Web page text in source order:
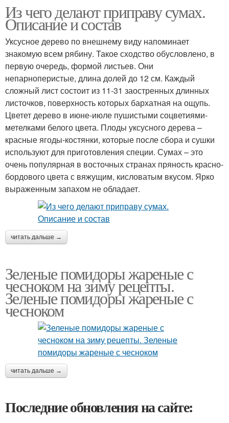
Из чего делают приправу сумах.
Описание и состав
Уксусное дерево по внешнему виду напоминает
знакомую всем рябину. Такое сходство обусловлено, в
первую очередь, формой листьев. Они
непарноперистые, длина долей до 12 см. Каждый
сложный лист состоит из 11-31 заостренных длинных
листочков, поверхность которых бархатная на ощупь.
Цветет дерево в июне-июле пушистыми соцветиями-
метелками белого цвета. Плоды уксусного дерева –
красные ягоды-костянки, которые после сбора и сушки
используют для приготовления специи. Сумах – это
очень популярная в восточных странах пряность красно-
бордового цвета с вяжущим, кисловатым вкусом. Ярко
выраженным запахом не обладает.
читать дальше →
Зеленые помидоры жареные с
чесноком на зиму рецепты.
Зеленые помидоры жареные с
чесноком
читать дальше →
Последние обновления на сайте: